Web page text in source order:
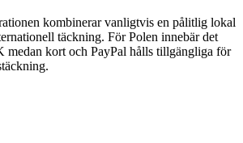
kombinerar vanligtvis en pålitlig lokal
täckning. För Polen innebär det
medan kort och PayPal hålls tillgängliga för